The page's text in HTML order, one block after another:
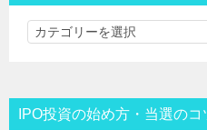
カ
リ
ー
IPO投資の始め方・当選の